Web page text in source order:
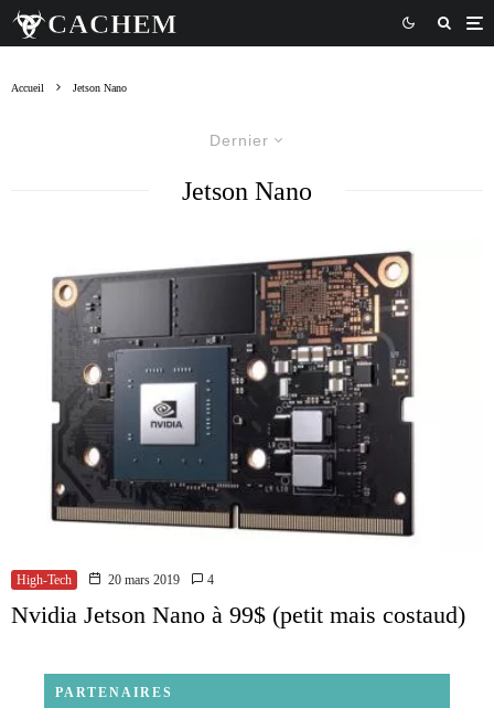
Accueil Jetson Nano
Dernier
Jetson Nano
High-Tech 20 mars 2019 4
Nvidia Jetson Nano à 99$ (petit mais costaud)
PARTENAIRES